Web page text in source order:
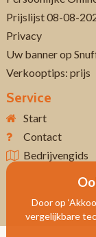
Prijslijst 08-08-
Privacy
Uw banner op
Verkooptips: prijs
Service
Start
Contact
Bedrijvengids
Door op
vergelijkbare